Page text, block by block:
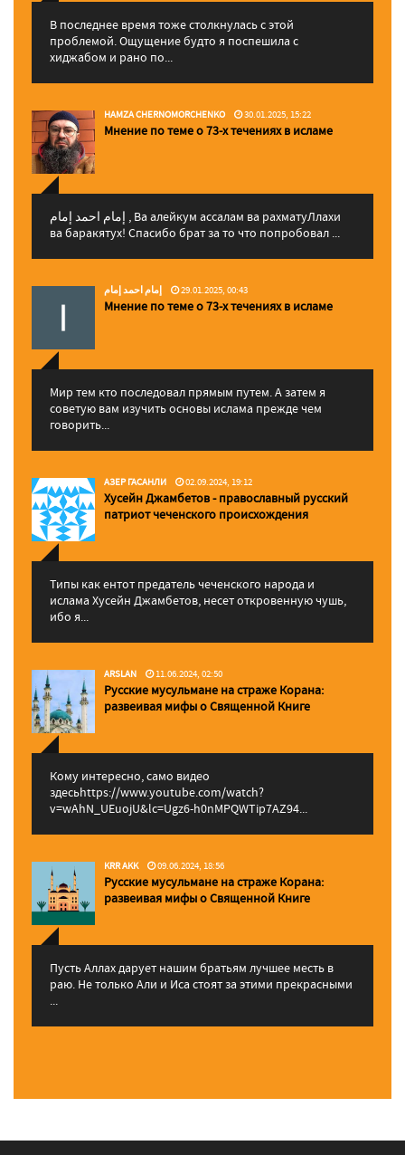
В последнее время тоже столкнулась с этой
проблемой. Ощущение будто я поспешила с
хиджабом и рано по...
HAMZA CHERNOMORCHENKO 30.01.2025, 15:22
Мнение по теме о 73-х течениях в исламе
إمام احمد إمام , Ва алейкум ассалам ва рахматуЛлахи
ва баракятух! Спасибо брат за то что попробовал ...
إمام احمد إمام 29.01.2025, 00:43
Мнение по теме о 73-х течениях в исламе
Мир тем кто последовал прямым путем. А затем я
советую вам изучить основы ислама прежде чем
говорить...
АЗЕР ГАСАНЛИ 02.09.2024, 19:12
Хусейн Джамбетов - православный русский
патриот чеченского происхождения
Типы как ентот предатель чеченского народа и
ислама Хусейн Джамбетов, несет откровенную чушь,
ибо я...
ARSLAN 11.06.2024, 02:50
Русские мусульмане на страже Корана:
pазвеивая мифы о Священной Книге
Кому интересно, само видео
здесьhttps://www.youtube.com/watch?
v=wAhN_UEuojU&lc=Ugz6-h0nMPQWTip7AZ94...
KRR AKK 09.06.2024, 18:56
Русские мусульмане на страже Корана:
pазвеивая мифы о Священной Книге
Пусть Аллах дарует нашим братьям лучшее месть в
раю. Не только Али и Иса стоят за этими прекрасными
...